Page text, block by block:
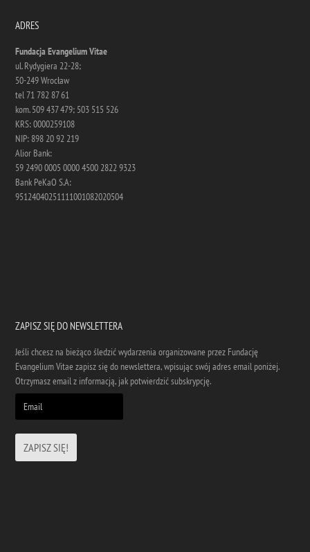
ADRES
Fundacja Evangelium Vitae
ul. Rydygiera 22-28;
50-249 Wrocław
tel 71 782 87 61
kom. 509 437 479; 503 515 526
KRS: 0000259108
NIP: 898 20 92 219
Alior Bank:
59 2490 0005 0000 4500 2822 9323
Bank PeKaO S.A:
95124040251111001082020504
ZAPISZ SIĘ DO NEWSLETTERA
Jeśli chcesz na bieżąco śledzić wydarzenia organizowane przez Fundację
Evangelium Vitae zapisz się do newslettera, wpisując swój adres email poniżej.
Otrzymasz email z informacją, jak potwierdzić subskrypcję.